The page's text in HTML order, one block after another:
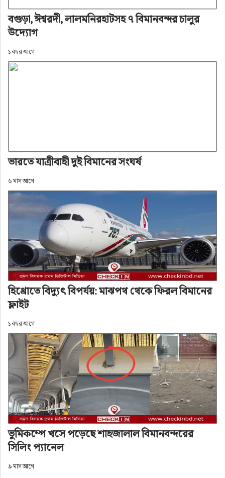
বগুড়া, ঈশ্বরদী, লালমনিরহাটসহ ৭ বিমানবন্দর চালুর
উদ্যোগ
১ বছর আগে
ভারতে যাত্রীবাহী দুই বিমানের সংঘর্ষ
৬ মাস আগে
হিথ্রোতে বিদ্যুৎ বিপর্যয়: মাঝপথ থেকে ফিরল বিমানের
ফ্লাইট
১ বছর আগে
ভুমিকম্পে খসে পড়েছে শাহজালাল বিমানবন্দরের
সিলিং প্যানেল
৯ মাস আগে